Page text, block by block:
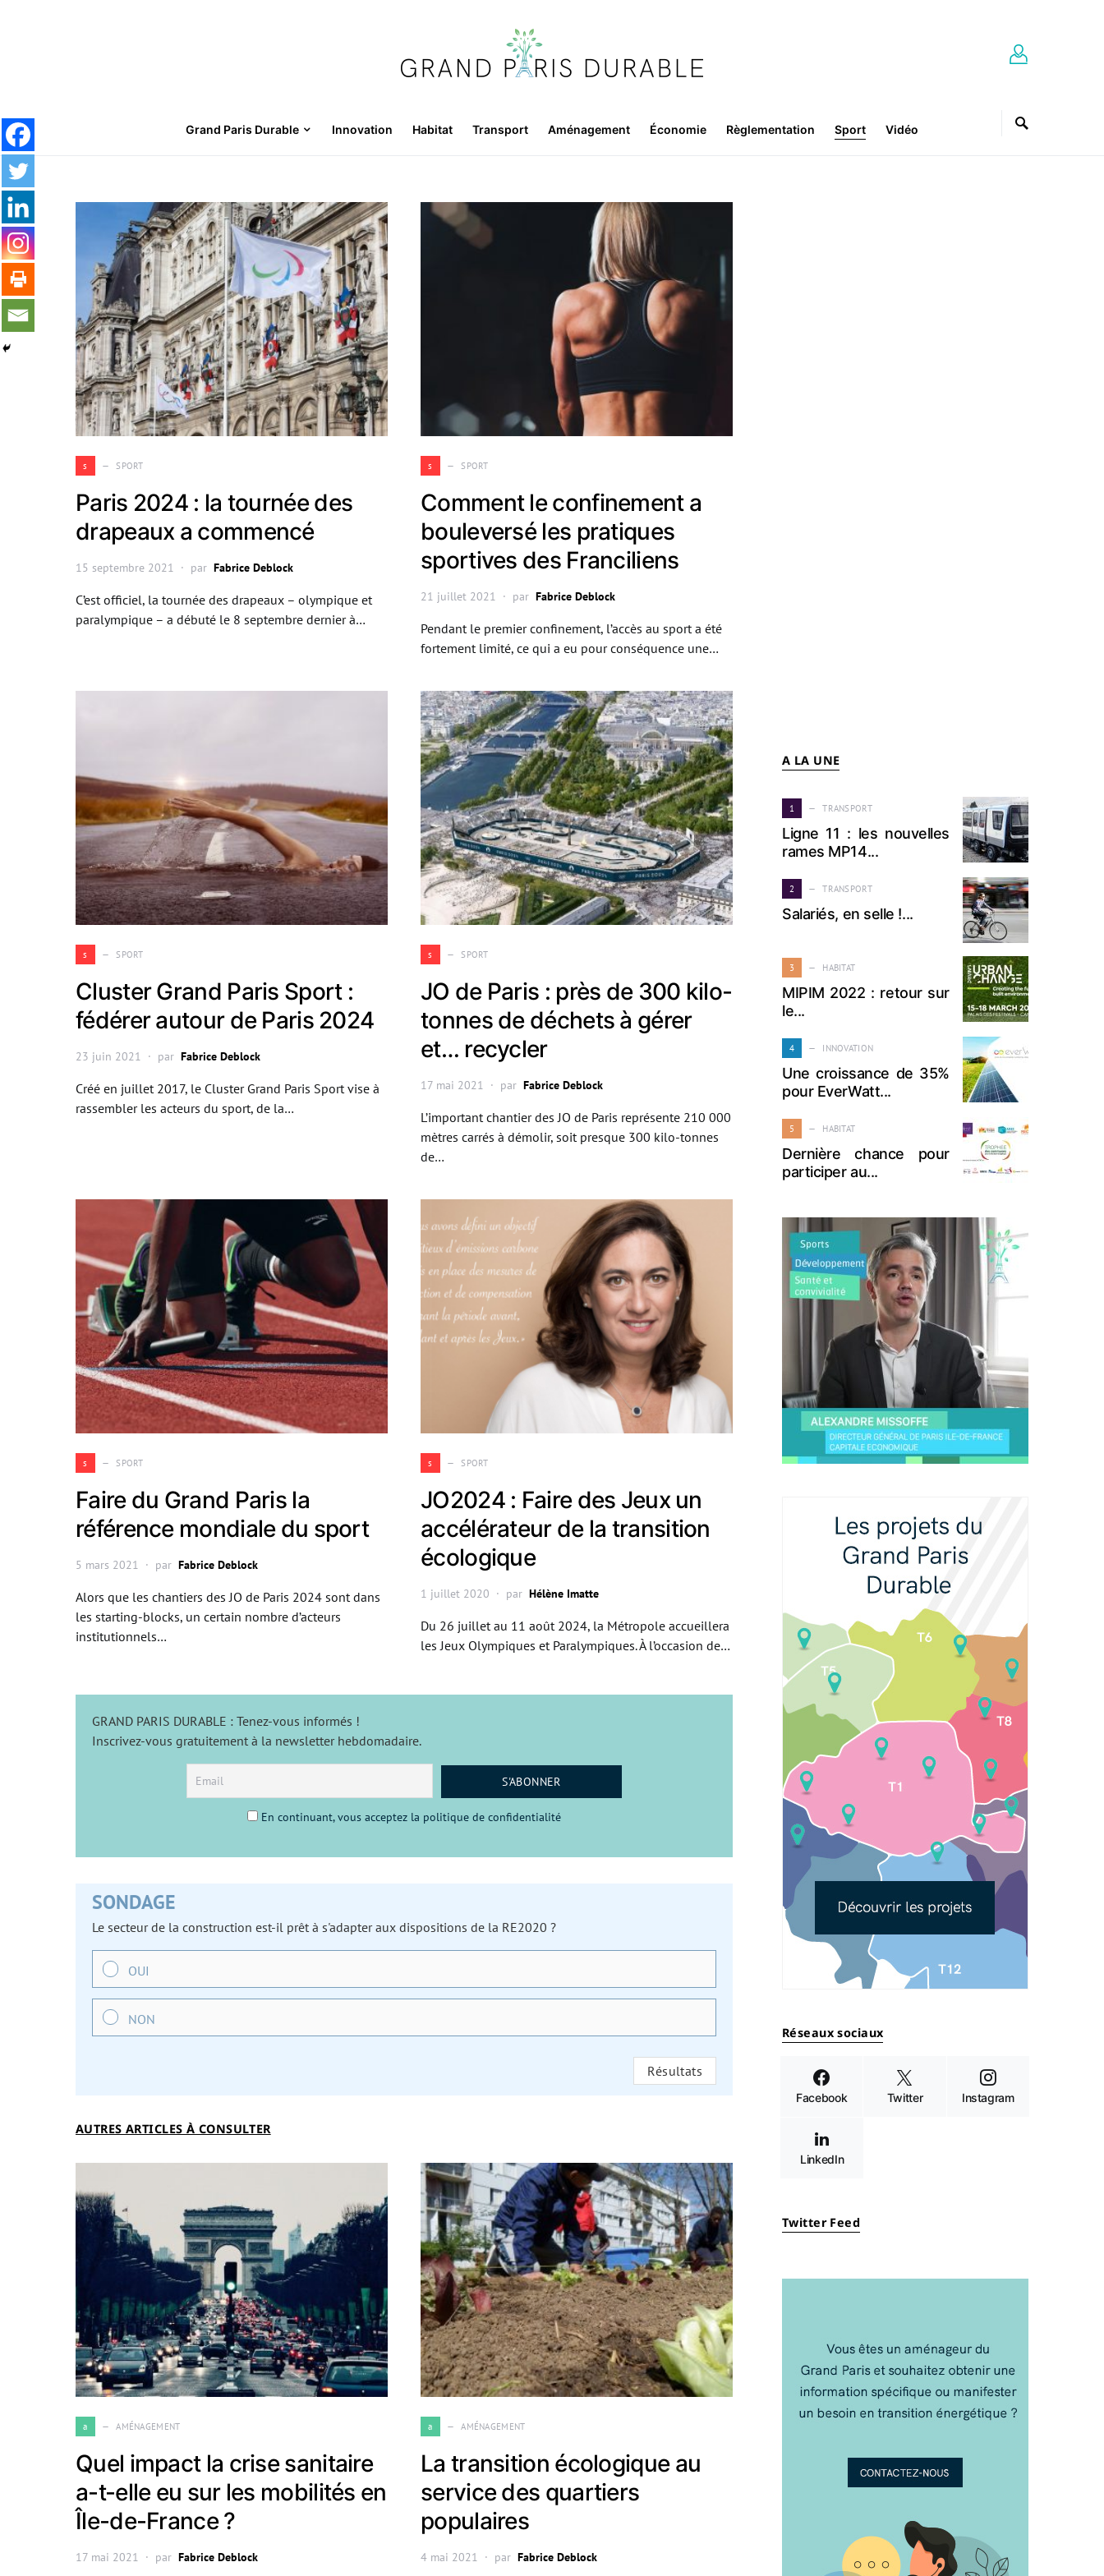
Grand Paris Durable Innovation Habitat Transport Aménagement Économie Règlementation Sport Vidéo
s SPORT
Paris 2024 : la tournée des
drapeaux a commencé
15 septembre 2021 par Fabrice Deblock
C’est officiel, la tournée des drapeaux – olympique et
paralympique – a débuté le 8 septembre dernier à…
s SPORT
Comment le confinement a
bouleversé les pratiques
sportives des Franciliens
21 juillet 2021 par Fabrice Deblock
Pendant le premier confinement, l’accès au sport a été
fortement limité, ce qui a eu pour conséquence une…
s SPORT
Cluster Grand Paris Sport :
fédérer autour de Paris 2024
23 juin 2021 par Fabrice Deblock
Créé en juillet 2017, le Cluster Grand Paris Sport vise à
rassembler les acteurs du sport, de la…
s SPORT
JO de Paris : près de 300 kilo-
tonnes de déchets à gérer
et… recycler
17 mai 2021 par Fabrice Deblock
L’important chantier des JO de Paris représente 210 000
mètres carrés à démolir, soit presque 300 kilo-tonnes
de…
s SPORT
Faire du Grand Paris la
référence mondiale du sport
5 mars 2021 par Fabrice Deblock
Alors que les chantiers des JO de Paris 2024 sont dans
les starting-blocks, un certain nombre d’acteurs
institutionnels…
s SPORT
JO2024 : Faire des Jeux un
accélérateur de la transition
écologique
1 juillet 2020 par Hélène Imatte
Du 26 juillet au 11 août 2024, la Métropole accueillera
les Jeux Olympiques et Paralympiques. À l’occasion de…
GRAND PARIS DURABLE : Tenez-vous informés !
Inscrivez-vous gratuitement à la newsletter hebdomadaire.
En continuant, vous acceptez la politique de confidentialité
SONDAGE
Le secteur de la construction est-il prêt à s'adapter aux dispositions de la RE2020 ?
OUI
NON
Résultats
AUTRES ARTICLES À CONSULTER
a AMÉNAGEMENT
Quel impact la crise sanitaire
a-t-elle eu sur les mobilités en
Île-de-France ?
17 mai 2021 par Fabrice Deblock
a AMÉNAGEMENT
La transition écologique au
service des quartiers
populaires
4 mai 2021 par Fabrice Deblock
A LA UNE
1 TRANSPORT
Ligne 11 : les nouvelles
rames MP14...
2 TRANSPORT
Salariés, en selle !...
3 HABITAT
MIPIM 2022 : retour sur
le...
4 INNOVATION
Une croissance de 35%
pour EverWatt...
5 HABITAT
Dernière chance pour
participer au...
Réseaux sociaux
Facebook Twitter Instagram
LinkedIn
Twitter Feed